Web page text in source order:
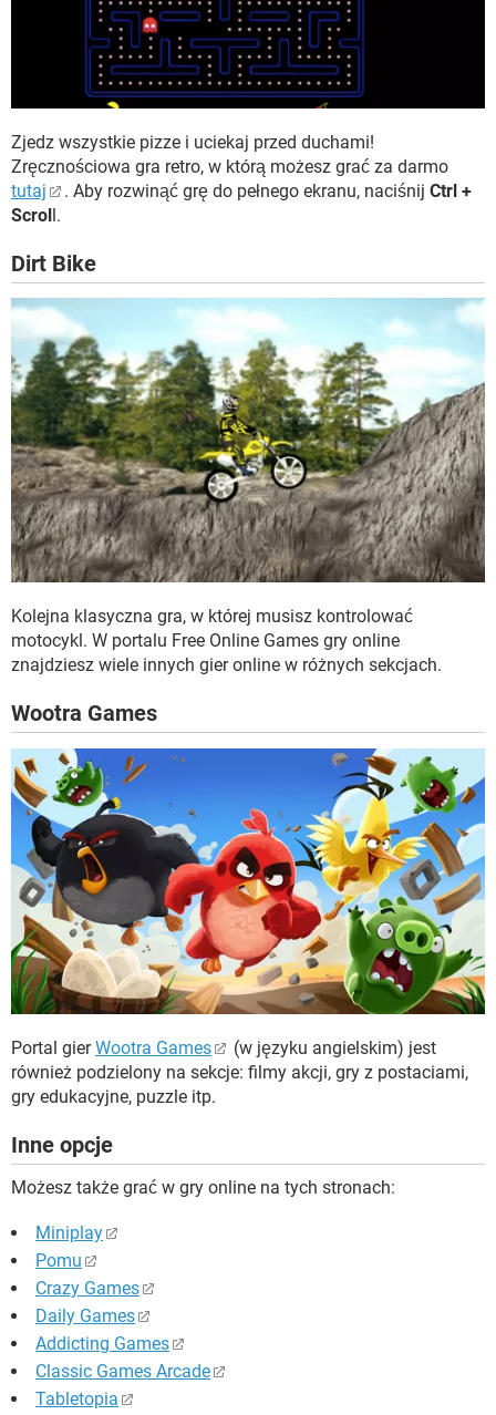
Zjedz wszystkie pizze i uciekaj przed duchami!
Zręcznościowa gra retro, w którą możesz grać za darmo
tutaj
. Aby rozwinąć grę do pełnego ekranu, naciśnij Ctrl +
Scroll.
Dirt Bike
Kolejna klasyczna gra, w której musisz kontrolować
motocykl. W portalu Free Online Games gry online
znajdziesz wiele innych gier online w różnych sekcjach.
Wootra Games
Portal gierWootra Games
(w języku angielskim) jest
również podzielony na sekcje: filmy akcji, gry z postaciami,
gry edukacyjne, puzzle itp.
Inne opcje
Możesz także grać w gry online na tych stronach:
Miniplay
Pomu
Crazy Games
Daily Games
Addicting Games
Classic Games Arcade
Tabletopia